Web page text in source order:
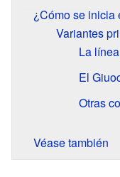
¿Cómo se inicia
Variantes
La
El
Otras
Véase también